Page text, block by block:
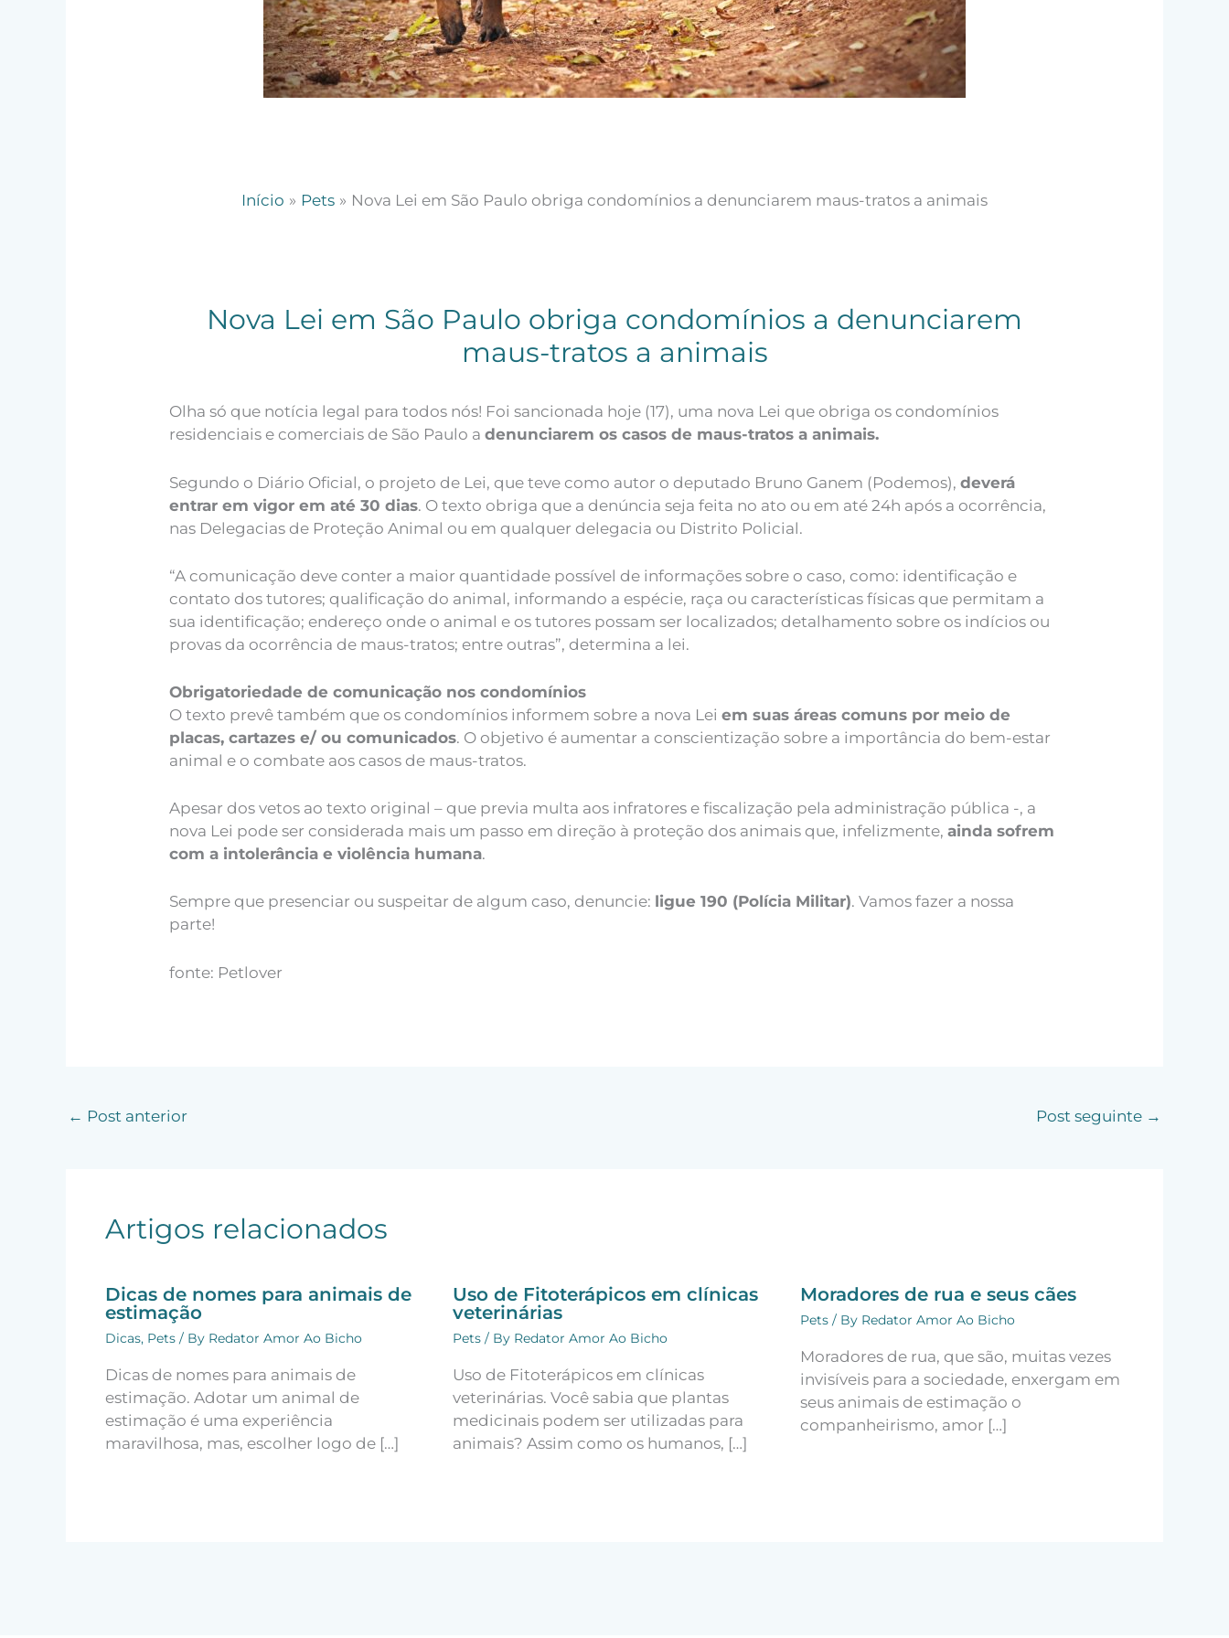
Início Pets Nova Lei em São Paulo obriga condomínios a denunciarem maus-tratos a animais
Nova Lei em São Paulo obriga condomínios a denunciarem
maus-tratos a animais
Olha só que notícia legal para todos nós! Foi sancionada hoje (17), uma nova Lei que obriga os condomínios
residenciais e comerciais de São Paulo adenunciarem os casos de maus-tratos a animais.
Segundo o Diário Oficial, o projeto de Lei, que teve como autor o deputado Bruno Ganem (Podemos),deverá
entrar em vigor em até 30 dias. O texto obriga que a denúncia seja feita no ato ou em até 24h após a ocorrência,
nas Delegacias de Proteção Animal ou em qualquer delegacia ou Distrito Policial.
“A comunicação deve conter a maior quantidade possível de informações sobre o caso, como: identificação e
contato dos tutores; qualificação do animal, informando a espécie, raça ou características físicas que permitam a
sua identificação; endereço onde o animal e os tutores possam ser localizados; detalhamento sobre os indícios ou
provas da ocorrência de maus-tratos; entre outras”, determina a lei.
Obrigatoriedade de comunicação nos condomínios
O texto prevê também que os condomínios informem sobre a nova Leiem suas áreas comuns por meio de
placas, cartazes e/ ou comunicados. O objetivo é aumentar a conscientização sobre a importância do bem-estar
animal e o combate aos casos de maus-tratos.
Apesar dos vetos ao texto original – que previa multa aos infratores e fiscalização pela administração pública -, a
nova Lei pode ser considerada mais um passo em direção à proteção dos animais que, infelizmente,ainda sofrem
com a intolerância e violência humana.
Sempre que presenciar ou suspeitar de algum caso, denuncie: ligue 190 (Polícia Militar). Vamos fazer a nossa
parte!
fonte: Petlover
← Post anterior Post seguinte →
Artigos relacionados
Dicas de nomes para animais de
estimação
Dicas, Pets/ By Redator Amor Ao Bicho
Dicas de nomes para animais de
estimação. Adotar um animal de
estimação é uma experiência
maravilhosa, mas, escolher logo de […]
Uso de Fitoterápicos em clínicas
veterinárias
Pets/ By Redator Amor Ao Bicho
Uso de Fitoterápicos em clínicas
veterinárias. Você sabia que plantas
medicinais podem ser utilizadas para
animais? Assim como os humanos, […]
Moradores de rua e seus cães
Pets/ By Redator Amor Ao Bicho
Moradores de rua, que são, muitas vezes
invisíveis para a sociedade, enxergam em
seus animais de estimação o
companheirismo, amor […]